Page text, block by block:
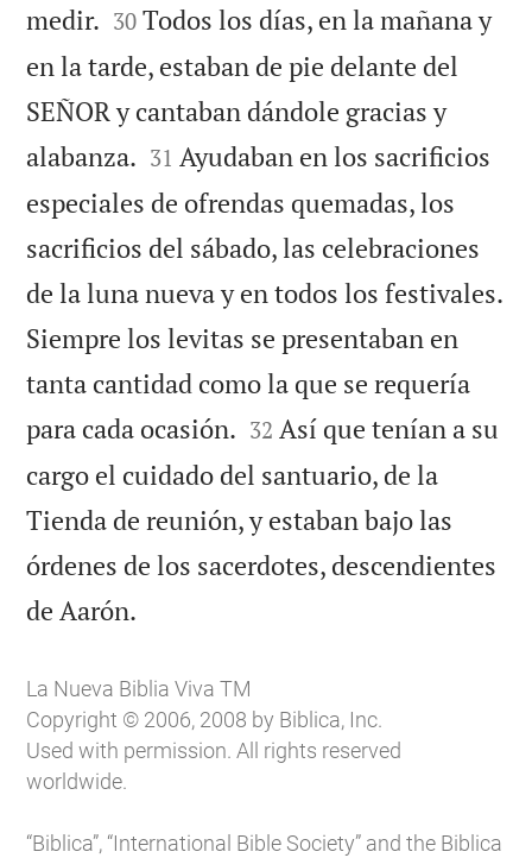
medir. 

30 Todos los días, en la mañana y
en la tarde, estaban de pie delante del
SEÑOR y cantaban dándole gracias y
alabanza. 

31 Ayudaban en los sacrificios
especiales de ofrendas quemadas, los
sacrificios del sábado, las celebraciones
de la luna nueva y en todos los festivales.
Siempre los levitas se presentaban en
tanta cantidad como la que se requería
para cada ocasión. 

32 Así que tenían a su
cargo el cuidado del santuario, de la
Tienda de reunión, y estaban bajo las
órdenes de los sacerdotes, descendientes
de Aarón.
La Nueva Biblia Viva TM
Copyright © 2006, 2008 by Biblica, Inc.
Used with permission. All rights reserved
worldwide.
“Biblica”, “International Bible Society” and the Biblica